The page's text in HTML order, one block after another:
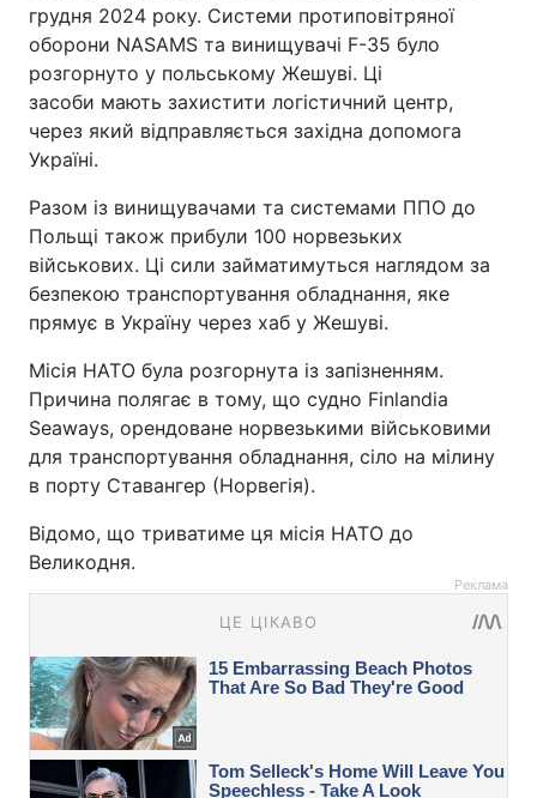
грудня 2024 року. Системи протиповітряної
оборони NASAMS та винищувачі F-35 було
розгорнуто у польському Жешуві. Ці
засоби мають захистити логістичний центр,
через який відправляється західна допомога
Україні.
Разом із винищувачами та системами ППО до
Польщі також прибули 100 норвезьких
військових. Ці сили займатимуться наглядом за
безпекою транспортування обладнання, яке
прямує в Україну через хаб у Жешуві.
Місія НАТО була розгорнута із запізненням.
Причина полягає в тому, що судно Finlandia
Seaways, орендоване норвезькими військовими
для транспортування обладнання, сіло на мілину
в порту Ставангер (Норвегія).
Відомо, що триватиме ця місія НАТО до
Великодня.
Реклама